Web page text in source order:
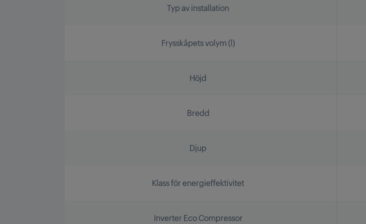
Typ av installation
Frysskåpets volym (l)
Höjd
Bredd
Djup
Klass för energieffektivitet
Inverter Eco Compressor